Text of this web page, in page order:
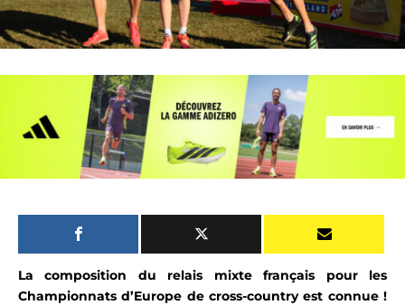
La composition du relais mixte français pour les
Championnats d’Europe de cross-country est connue !